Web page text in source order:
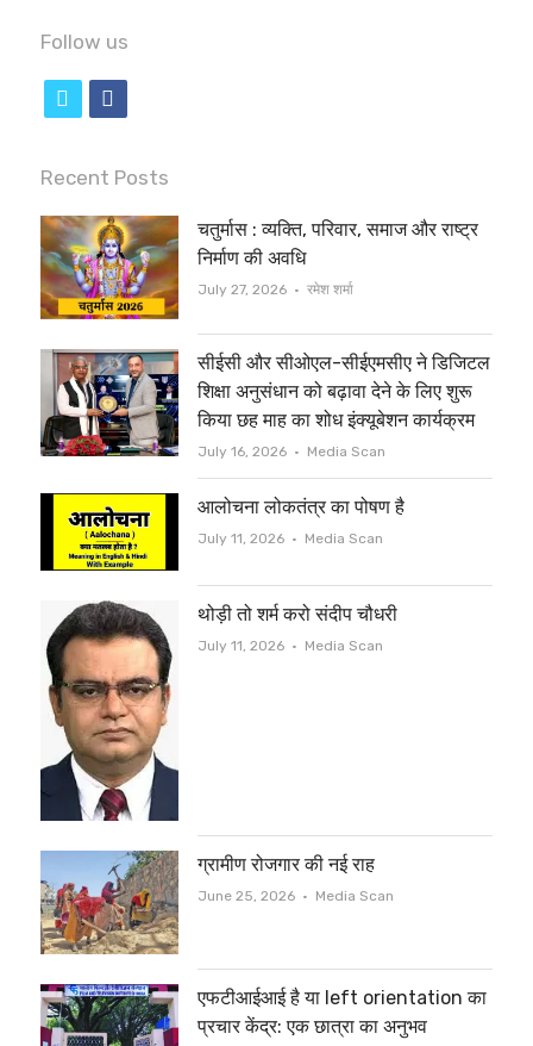
Follow us
i
t
t
e
r
c
e
b
o
o
k
Recent Posts
चतुर्मास : व्यक्ति, परिवार, समाज और राष्ट्र
निर्माण की अवधि
July 27, 2026 Author
रमेश शर्मा
सीईसी और सीओएल-सीईएमसीए ने डिजिटल
शिक्षा अनुसंधान को बढ़ावा देने के लिए शुरू
किया छह माह का शोध इंक्यूबेशन कार्यक्रम
July 16, 2026 Author
Media Scan
आलोचना लोकतंत्र का पोषण है
July 11, 2026 Author
Media Scan
थोड़ी तो शर्म करो संदीप चौधरी
July 11, 2026 Author
Media Scan
ग्रामीण रोजगार की नई राह
June 25, 2026 Author
Media Scan
एफटीआईआई है या left orientation का
प्रचार केंद्र: एक छात्रा का अनुभव